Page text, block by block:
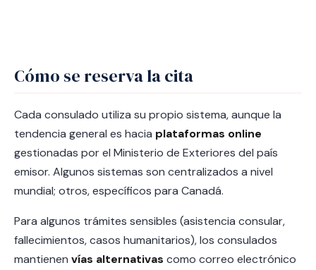
Cómo se reserva la cita
Cada consulado utiliza su propio sistema, aunque la
tendencia general es hacia plataformas online
gestionadas por el Ministerio de Exteriores del país
emisor. Algunos sistemas son centralizados a nivel
mundial; otros, específicos para Canadá.
Para algunos trámites sensibles (asistencia consular,
fallecimientos, casos humanitarios), los consulados
mantienen vías alternativas como correo electrónico